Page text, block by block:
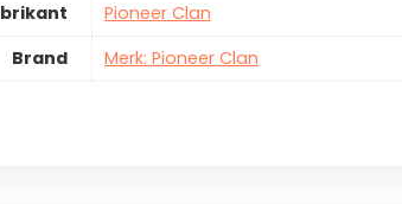
Pioneer Clan
Brand
Merk: Pioneer Clan